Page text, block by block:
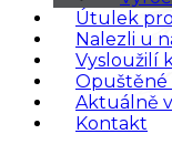
Útulek
Nalezli u
Vysloužilí
Opuštěné
Aktuálně
Kontakt